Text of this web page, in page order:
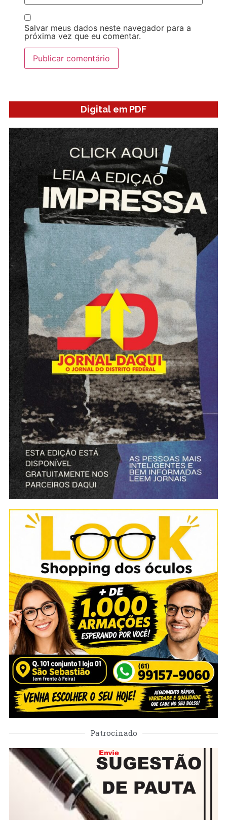
Salvar meus dados neste navegador para a
próxima vez que eu comentar.
Digital em PDF
Patrocinado